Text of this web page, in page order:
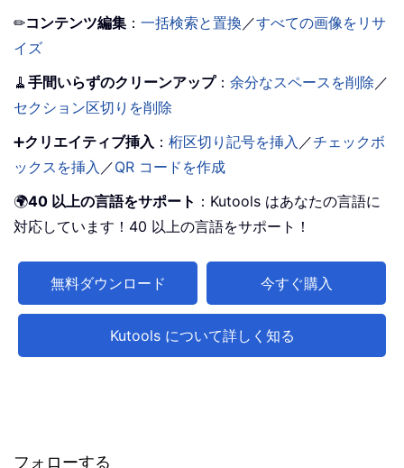
✏コンテンツ編集 ： 一括検索と置換 ／すべての画像をリサ
イズ
🧹 手間いらずのクリーンアップ： 余分なスペースを削除 ／
セクション区切りを削除
➕クリエイティブ挿入 ： 桁区切り記号を挿入 ／チェックボ
ックスを挿入 ／QR コードを作成
🌍40 以上の言語をサポート ：Kutools はあなたの言語に
対応しています！40 以上の言語をサポート！
無料ダウンロード 今すぐ購入
Kutools について詳しく知る
フォローする